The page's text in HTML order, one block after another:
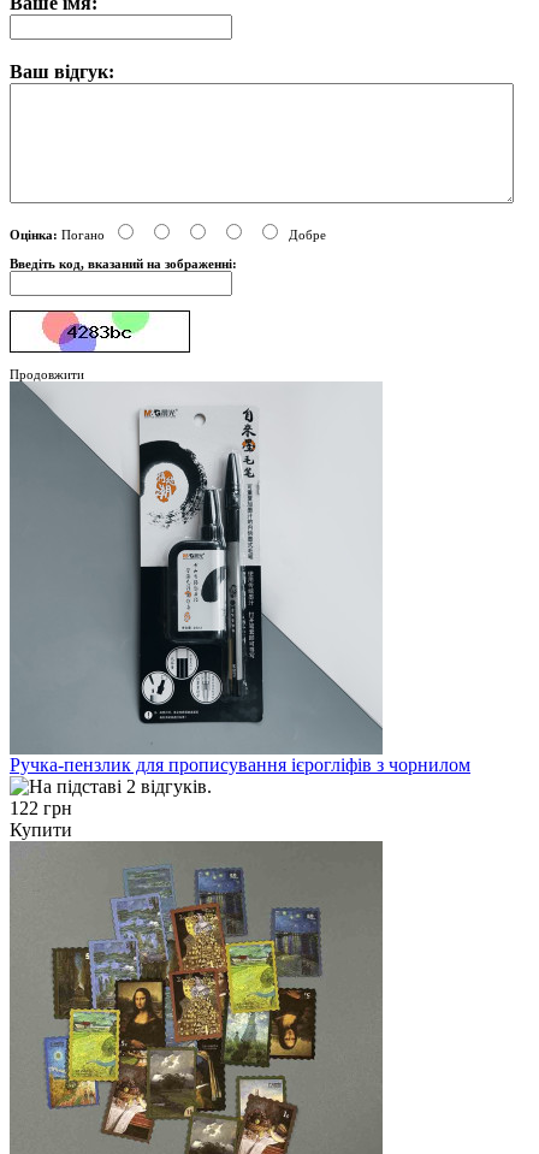
Ваш відгук:
Оцінка: Погано
Добре
Введіть код, вказаний на зображенні:
Продовжити
Ручка-пензлик для прописування ієрогліфів з чорнилом
122 грн
Купити